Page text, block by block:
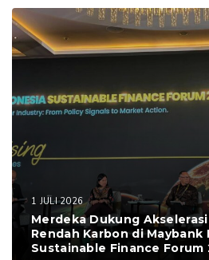
1 JULI 2026
Merdeka Dukung
Rendah Karbon di Maybank
Sustainable Finance Forum